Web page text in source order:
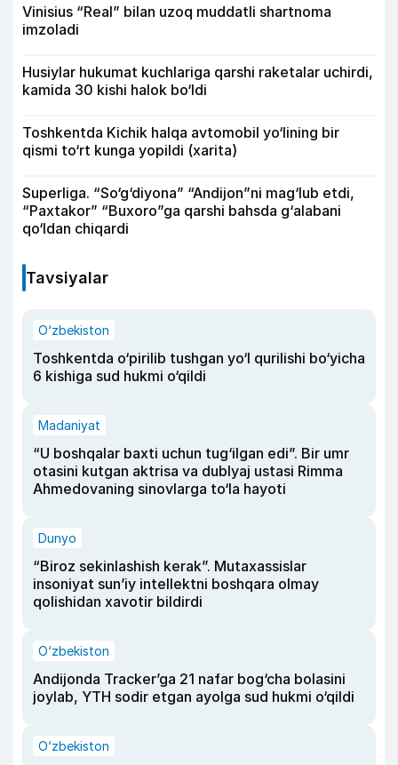
Vinisius “Real” bilan uzoq muddatli shartnoma
imzoladi
Husiylar hukumat kuchlariga qarshi raketalar uchirdi,
kamida 30 kishi halok bo‘ldi
Toshkentda Kichik halqa avtomobil yo‘lining bir
qismi to‘rt kunga yopildi (xarita)
Superliga. “So‘g‘diyona” “Andijon”ni mag‘lub etdi,
“Paxtakor” “Buxoro”ga qarshi bahsda g‘alabani
qo‘ldan chiqardi
Tavsiyalar
O‘zbekiston
Toshkentda o‘pirilib tushgan yo‘l qurilishi bo‘yicha
6 kishiga sud hukmi o‘qildi
Madaniyat
“U boshqalar baxti uchun tug‘ilgan edi”. Bir umr
otasini kutgan aktrisa va dublyaj ustasi Rimma
Ahmedovaning sinovlarga to‘la hayoti
Dunyo
“Biroz sekinlashish kerak”. Mutaxassislar
insoniyat sun’iy intellektni boshqara olmay
qolishidan xavotir bildirdi
O‘zbekiston
Andijonda Tracker’ga 21 nafar bog‘cha bolasini
joylab, YTH sodir etgan ayolga sud hukmi o‘qildi
O‘zbekiston